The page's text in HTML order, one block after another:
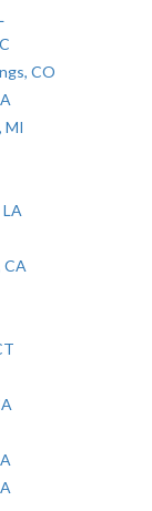
CO
MI
CA